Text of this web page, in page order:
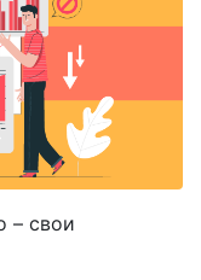
– свои